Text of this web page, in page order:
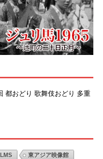
都おどり 歌舞伎おどり 多重
東アジア映像館